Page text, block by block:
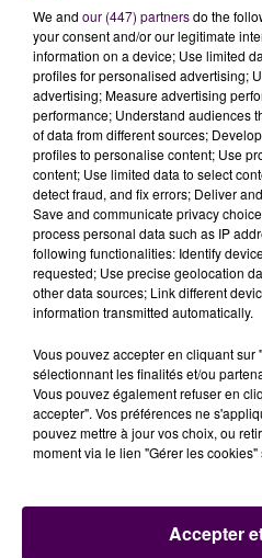
Kids !
Honfleur :
8 août
DERNIERS TITRES
0h45
0h45 0h42
0h42
CHARLOTTE
We and our (447) partnersdo the
your consent and/or our legitimate
information on a device; Use limited
profiles for personalised advertising;
advertising; Measure advertising
performance; Understand audiences
of data from different sources;
profiles to personalise content; Use
content; Use limited data to select
detect fraud, and fix errors; Deliver
Save and communicate privacy
process personal data such as IP
following functionalities: Identify
requested; Use precise geolocation
other data sources; Link different
information transmitted automatically.
Vous pouvez accepter en cliquant sur
sélectionnant les finalités et/ou
Vous pouvez également refuser en
accepter". Vos préférences ne
pouvez mettre à jour vos choix, ou
moment via le lien "Gérer les
Accepter